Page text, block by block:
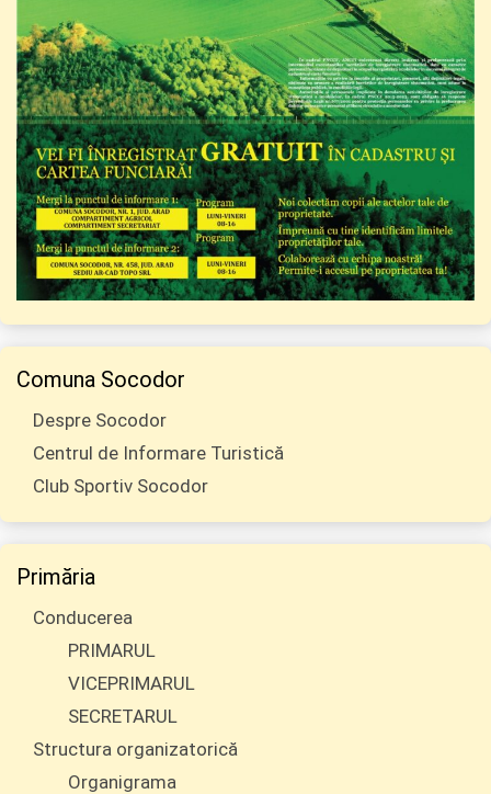
Comuna Socodor
Despre Socodor
Centrul de Informare Turistică
Club Sportiv Socodor
Primăria
Conducerea
PRIMARUL
VICEPRIMARUL
SECRETARUL
Structura organizatorică
Organigrama